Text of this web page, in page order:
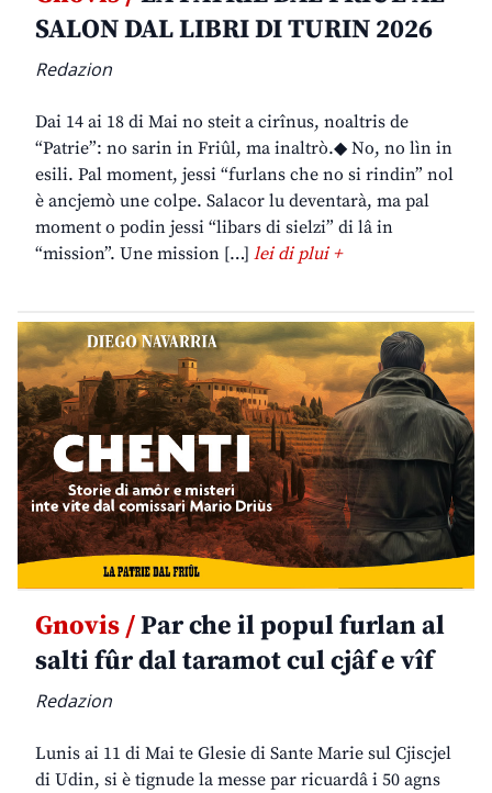
SALON DAL LIBRI DI TURIN 2026
Redazion
Dai 14 ai 18 di Mai no steit a cirînus, noaltris de
“Patrie”: no sarin in Friûl, ma inaltrò.◆ No, no lìn in
esili. Pal moment, jessi “furlans che no si rindin” nol
è ancjemò une colpe. Salacor lu deventarà, ma pal
moment o podin jessi “libars di sielzi” di lâ in
“mission”. Une mission […] lei di plui +
Gnovis /Par che il popul furlan al
salti fûr dal taramot cul cjâf e vîf
Redazion
Lunis ai 11 di Mai te Glesie di Sante Marie sul Cjiscjel
di Udin, si è tignude la messe par ricuardâ i 50 agns